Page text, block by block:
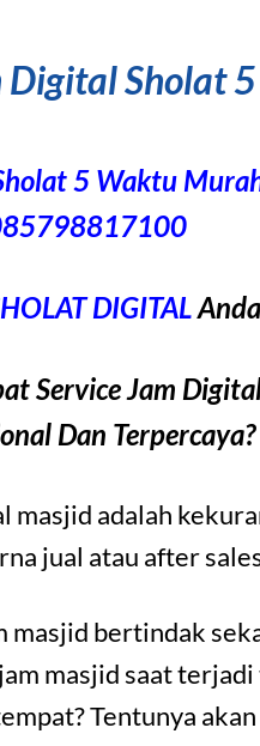
Digital Sholat
5 Waktu
DIGITAL
Service Jam
Dan Terpercaya?
masjid adalah
jual atau after
masjid bertindak
masjid saat
Tentunya